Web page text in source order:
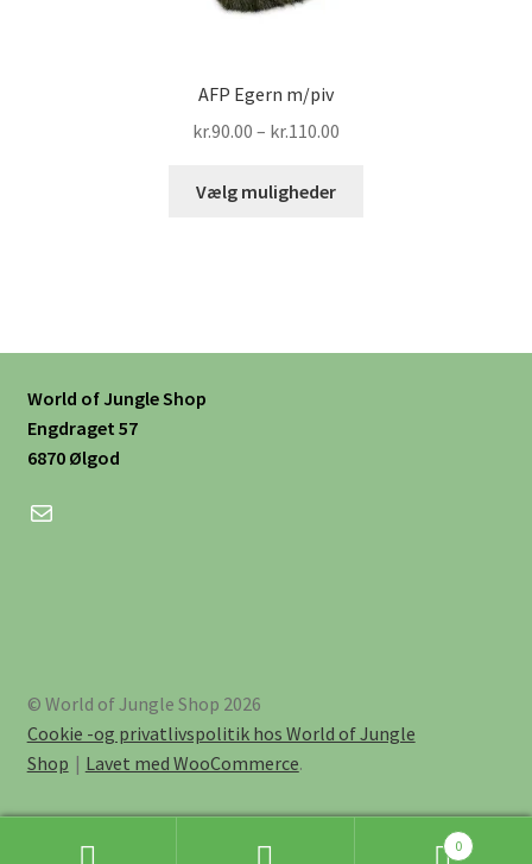
AFP Egern m/piv
kr.90.00 – kr.110.00
Vælg muligheder
kan
World of Jungle Shop
Engdraget 57
6870 Ølgod
Mail
© World of Jungle Shop 2026
Cookie -og privatlivspolitik hos World of Jungle
Shop
Lavet med WooCommerce.
0